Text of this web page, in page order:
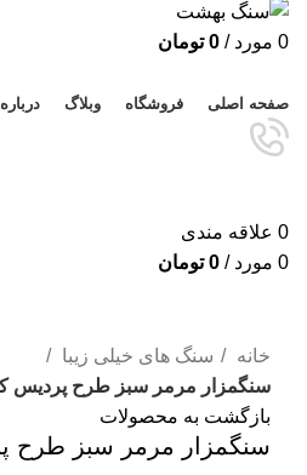
0 مورد /
0 تومان
صفحه اصلی فروشگاه وبلاگ
0 علاقه مندی
0 مورد /
0 تومان
خانه
سنگ های خیلی زیبا
سنگمزار مرمر سبز طرح پردیس
بازگشت به محصولات
سنگمزار مرمر سبز طرح